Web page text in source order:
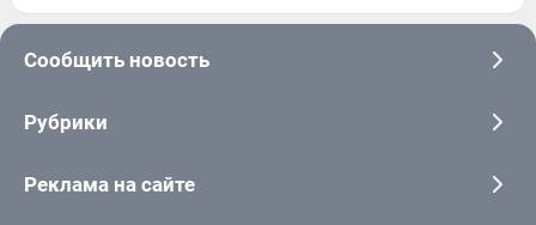
Сообщить новость
Рубрики
Реклама на сайте